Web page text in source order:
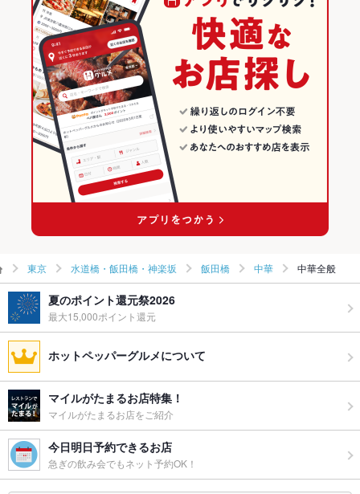
東京 水道橋・飯田橋・神楽坂 飯田橋 中華 中華全般
夏のポイント還元祭2026
最大15,000ポイント還元
ホットペッパーグルメについて
マイルがたまるお店特集！
マイルがたまるお店をご紹介
今日明日予約できるお店
急ぎの飲み会でもネット予約OK！